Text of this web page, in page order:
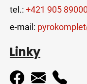
tel.: +421 905
e-mail:
Linky